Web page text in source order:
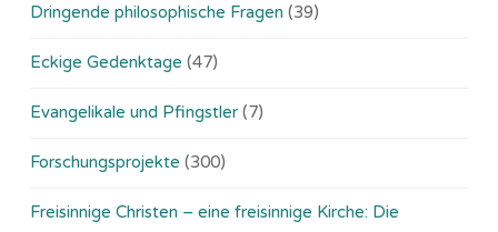
Dringende philosophische Fragen (39)
Eckige Gedenktage (47)
Evangelikale und Pfingstler (7)
Forschungsprojekte (300)
Freisinnige Christen – eine freisinnige Kirche: Die